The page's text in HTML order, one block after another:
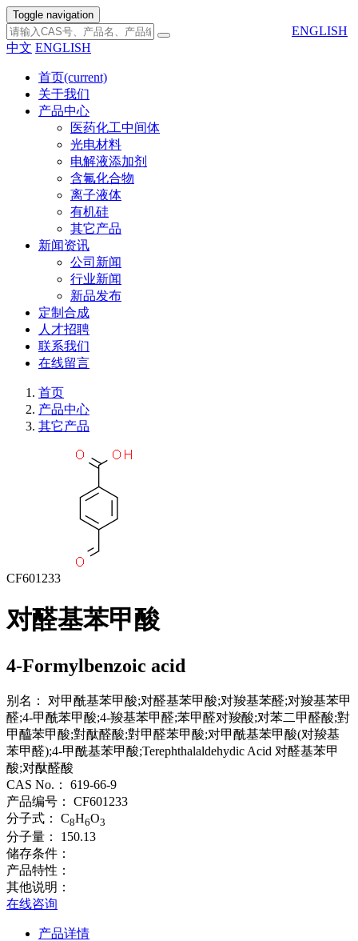
Toggle navigation
ENGLISH
中文 ENGLISH
首页(current)
关于我们
产品中心
医药化工中间体
光电材料
电解液添加剂
含氟化合物
离子液体
有机硅
其它产品
新闻资讯
公司新闻
行业新闻
新品发布
定制合成
人才招聘
联系我们
在线留言
首页
产品中心
其它产品
CF601233
对醛基苯甲酸
4-Formylbenzoic acid
别名：
对甲酰基苯甲酸;对醛基苯甲酸;对羧基苯醛;对羧基苯甲
醛;4-甲酰苯甲酸;4-羧基苯甲醛;苯甲醛对羧酸;对苯二甲醛酸;對
甲醯苯甲酸;對酞醛酸;對甲醛苯甲酸;对甲酰基苯甲酸(对羧基
苯甲醛);4-甲酰基苯甲酸;Terephthalaldehydic Acid 对醛基苯甲
酸;对酞醛酸
CAS No.：
619-66-9
产品编号：
CF601233
分子式：
C8H6O3
分子量：
150.13
储存条件：
产品特性：
其他说明：
在线咨询
产品详情